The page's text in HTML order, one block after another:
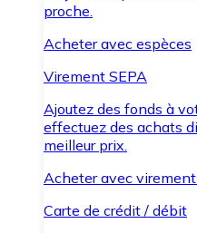
proche.
Acheter avec espèces
Virement SEPA
Ajoutez des fonds à
effectuez des achats
meilleur prix.
Acheter avec
Carte de crédit / débit